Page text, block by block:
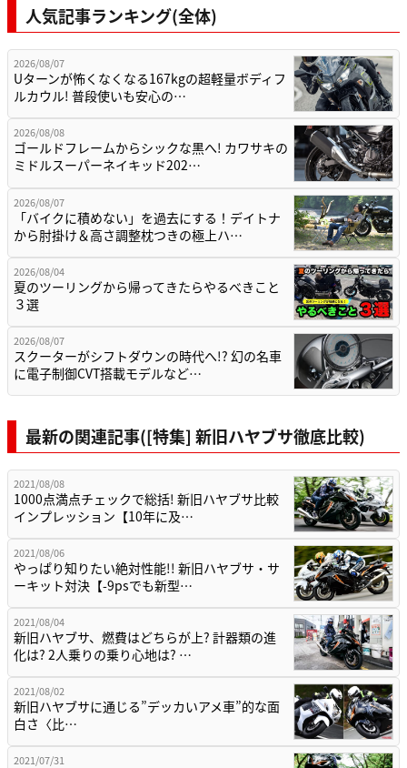
人気記事ランキング(全体)
2026/08/07
Uターンが怖くなくなる167kgの超軽量ボディフ
ルカウル! 普段使いも安心の…
2026/08/08
ゴールドフレームからシックな黒へ! カワサキの
ミドルスーパーネイキッド202…
2026/08/07
「バイクに積めない」を過去にする！デイトナ
から肘掛け＆高さ調整枕つきの極上ハ…
2026/08/04
夏のツーリングから帰ってきたらやるべきこと
３選
2026/08/07
スクーターがシフトダウンの時代へ!? 幻の名車
に電子制御CVT搭載モデルなど…
最新の関連記事([特集] 新旧ハヤブサ徹底比較)
2021/08/08
1000点満点チェックで総括! 新旧ハヤブサ比較
インプレッション【10年に及…
2021/08/06
やっぱり知りたい絶対性能!! 新旧ハヤブサ・サ
ーキット対決【-9psでも新型…
2021/08/04
新旧ハヤブサ、燃費はどちらが上? 計器類の進
化は? 2人乗りの乗り心地は? …
2021/08/02
新旧ハヤブサに通じる”デッカいアメ車”的な面
白さ〈比…
2021/07/31